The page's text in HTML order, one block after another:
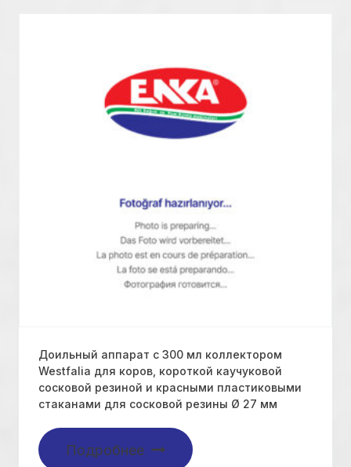
Доильный аппарат с 300 мл коллектором
Westfalia для коров, короткой каучуковой
сосковой резиной и красными пластиковыми
стаканами для сосковой резины Ø 27 мм
Подробнее